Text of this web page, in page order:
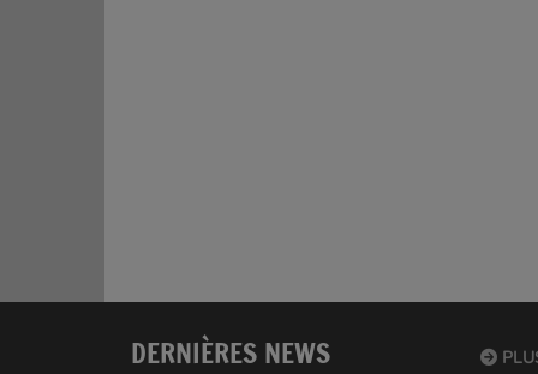
DERNIÈRES NEWS